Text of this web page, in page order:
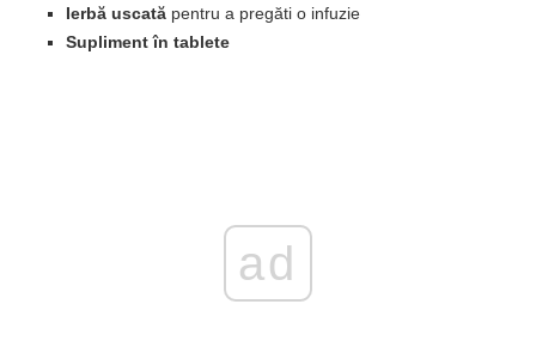
Ierbă uscată pentru a pregăti o infuzie
Supliment în tablete
ad